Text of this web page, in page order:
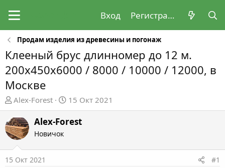
Вход Регистрация
Продам изделия из древесины и погонаж
Клееный брус длинномер до 12 м.
200х450х6000 / 8000 / 10000 / 12000, в
Москве
А
в
т
о
р
е
Alex-Forest
Д
а
т
а
15 Окт 2021
Alex-Forest
Новичок
15 Окт 2021 #1